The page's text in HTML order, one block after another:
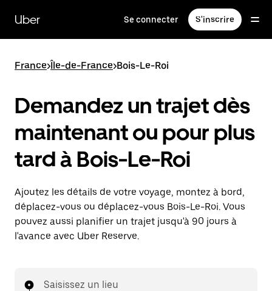
contenu
principal
Uber Se connecter S'inscrire
France>Île-de-France>Bois-Le-Roi
Demandez un trajet dès
maintenant ou pour plus
tard à Bois-Le-Roi
Ajoutez les détails de votre voyage, montez à bord,
déplacez-vous ou déplacez-vous Bois-Le-Roi. Vous
pouvez aussi planifier un trajet jusqu'à 90 jours à
l'avance avec Uber Reserve.
Saisissez un lieu